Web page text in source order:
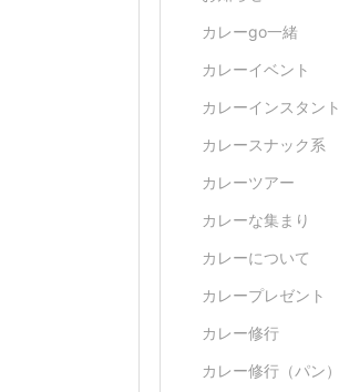
カレーgo一緒
カレーイベント
カレーインスタント
カレースナック系
カレーツアー
カレーな集まり
カレーについて
カレープレゼント
カレー修行
カレー修行（パン）